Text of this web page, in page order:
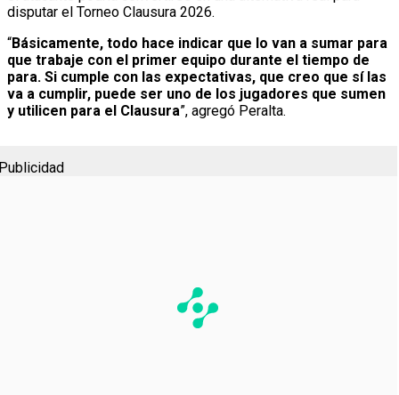
disputar el Torneo Clausura 2026.
“Básicamente, todo hace indicar que lo van a sumar para
que trabaje con el primer equipo durante el tiempo de
para. Si cumple con las expectativas, que creo que sí las
va a cumplir, puede ser uno de los jugadores que sumen
y utilicen para el Clausura”, agregó Peralta.